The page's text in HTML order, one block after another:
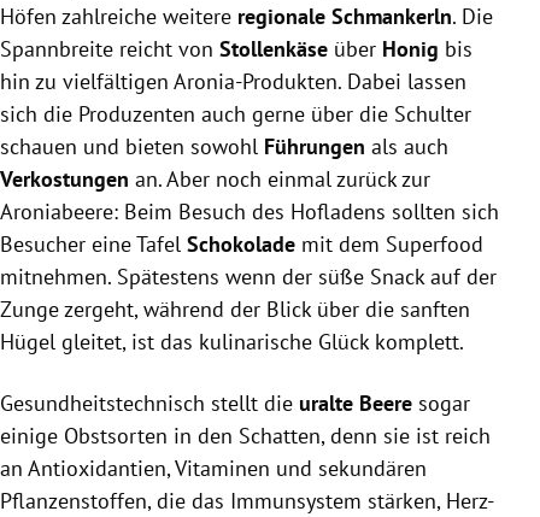
Höfen zahlreiche weitere regionale Schmankerln. Die
Spannbreite reicht von Stollenkäse über Honig bis
hin zu vielfältigen Aronia-Produkten. Dabei lassen
sich die Produzenten auch gerne über die Schulter
schauen und bieten sowohl Führungen als auch
Verkostungen an. Aber noch einmal zurück zur
Aroniabeere: Beim Besuch des Hofladens sollten sich
Besucher eine Tafel Schokolade mit dem Superfood
mitnehmen. Spätestens wenn der süße Snack auf der
Zunge zergeht, während der Blick über die sanften
Hügel gleitet, ist das kulinarische Glück komplett.
Gesundheitstechnisch stellt die uralte Beere sogar
einige Obstsorten in den Schatten, denn sie ist reich
an Antioxidantien, Vitaminen und sekundären
Pflanzenstoffen, die das Immunsystem stärken, Herz-